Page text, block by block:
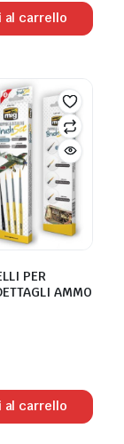
al carrello
PER
AMMO
al carrello